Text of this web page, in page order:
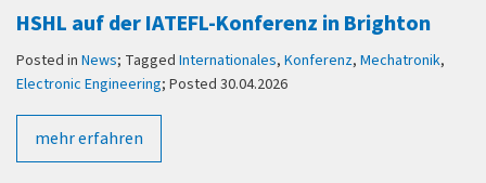
HSHL auf der IATEFL-Konferenz in Brighton
Posted in News; Tagged Internationales, Konferenz, Mechatronik,
Electronic Engineering; Posted 30.04.2026
mehr erfahren